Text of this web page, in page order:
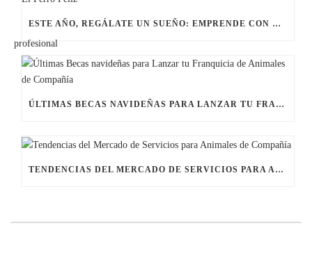
ESTE AÑO, REGÁLATE UN SUEÑO: EMPRENDE CON UNA FRANQUICIA DE EL PERRO FELIZ
ÚLTIMAS BECAS NAVIDEÑAS PARA LANZAR TU FRANQUICIA DE ANIMALES DE COMPAÑÍA
TENDENCIAS DEL MERCADO DE SERVICIOS PARA ANIMALES DE COMPAÑÍA